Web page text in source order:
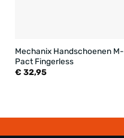
Mechanix Handschoenen M-
Pact Fingerless
€ 32,95